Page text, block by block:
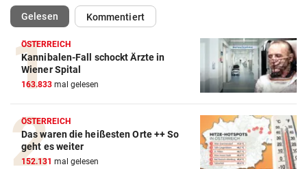
Gelesen(ausgewählt)Kommentiert
ÖSTERREICH
Kannibalen-Fall schockt Ärzte in
Wiener Spital
163.833 mal gelesen
ÖSTERREICH
Das waren die heißesten Orte ++ So
geht es weiter
152.131 mal gelesen